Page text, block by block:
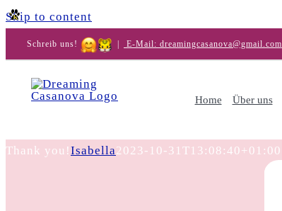
Skip to content
Schreib uns! E-Mail: dreamingcasanova@gmail.com
Home Über uns
Thank you!Isabella2023-10-31T13:08:40+01:00